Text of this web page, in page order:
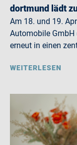
dortmund lädt
Am 18. und 19.
Automobile GmbH
erneut in einen
WEITERLESEN